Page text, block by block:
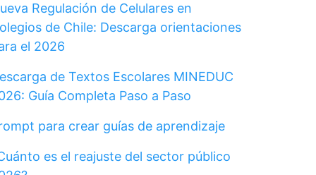
Regulación de Celulares en
de Chile: Descarga orientaciones
el 2026
de Textos Escolares MINEDUC
Guía Completa Paso a Paso
para crear guías de aprendizaje
es el reajuste del sector público